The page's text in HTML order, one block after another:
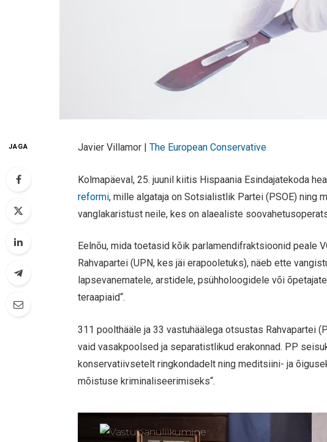
JAGA Javier Villamor |The European Conservative
Kolmapäeval, 25. juunil kiitis Hispaania Esindajatekoda
reformi, mille algataja on Sotsialistlik Partei (PSOE) ning
vanglakaristust neile, kes on alaealiste
Eelnõu, mida toetasid kõik parlamendifraktsioonid peale
Rahvapartei (UPN, kes jäi erapooletuks), näeb ette
lapsevanematele, arstidele, psühholoogidele või
teraapiaid“.
311 poolthääle ja 33 vastuhäälega otsustas Rahvapartei
vaid vasakpoolsed ja separatistlikud erakonnad. PP
konservatiivsetelt ringkondadelt ning meditsiini- ja
mõistuse kriminaliseerimiseks“.